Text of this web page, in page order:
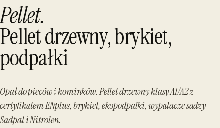
Pellet.
Pellet drzewny, brykiet,
podpałki
Opał do pieców i kominków. Pellet drzewny klasy A1/A2 z
certyfikatem ENplus, brykiet, ekopodpalki, wypalacze sadzy
Sadpal i Nitrolen.